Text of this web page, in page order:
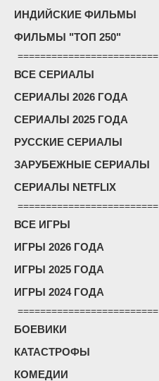
ИНДИЙСКИЕ ФИЛЬМЫ
ФИЛЬМЫ "ТОП 250"
=========================
ВСЕ СЕРИАЛЫ
СЕРИАЛЫ 2026 ГОДА
СЕРИАЛЫ 2025 ГОДА
РУССКИЕ СЕРИАЛЫ
ЗАРУБЕЖНЫЕ СЕРИАЛЫ
СЕРИАЛЫ NETFLIX
=========================
ВСЕ ИГРЫ
ИГРЫ 2026 ГОДА
ИГРЫ 2025 ГОДА
ИГРЫ 2024 ГОДА
=========================
БОЕВИКИ
КАТАСТРОФЫ
КОМЕДИИ